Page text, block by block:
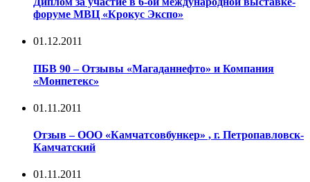
форуме МВЦ «Крокус Экспо»
01.12.2011
ПБВ 90 – Отзывы «Магаданнефто» и Компания
«Монпетекс»
01.11.2011
Отзыв – ООО «Камчатсовбункер» , г. Петропавловск-
Камчатский
01.11.2011